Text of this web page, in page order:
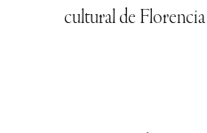
cultural de Florencia